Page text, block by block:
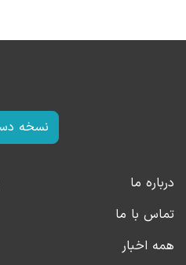
نسخه
درباره ما
تماس با ما
همه اخبار